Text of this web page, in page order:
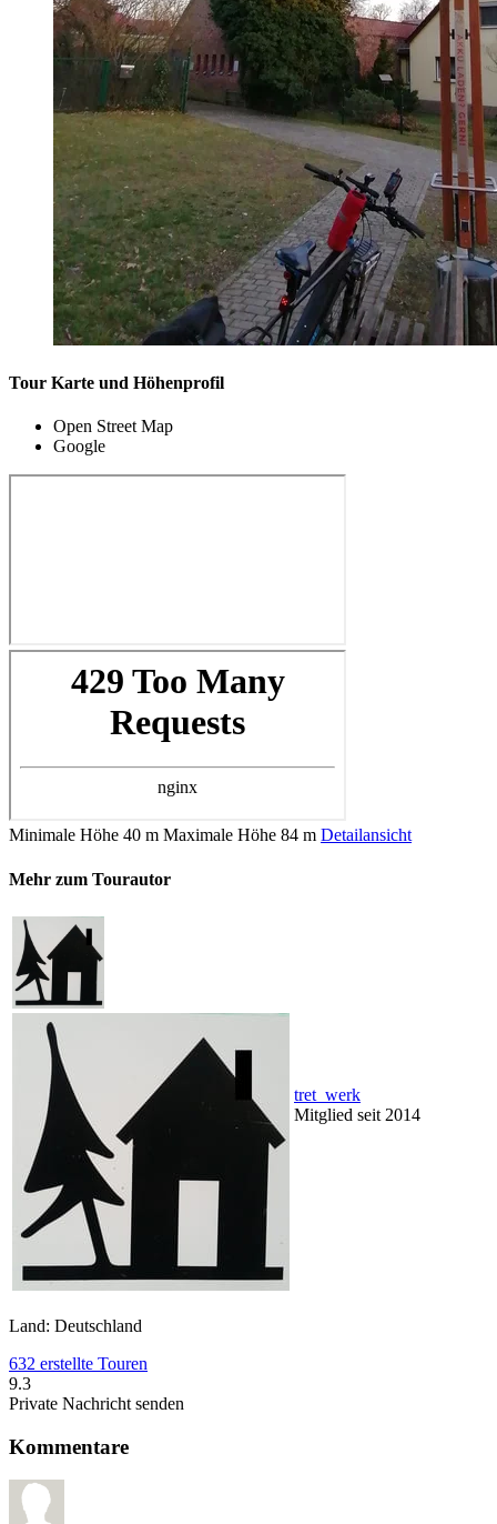
Tour Karte und Höhenprofil
Open Street Map
Google
Minimale Höhe 40 m Maximale Höhe 84 m Detailansicht
Mehr zum Tourautor
tret_werk
Mitglied seit 2014
Land: Deutschland
632 erstellte Touren
9.3
Private Nachricht senden
Kommentare